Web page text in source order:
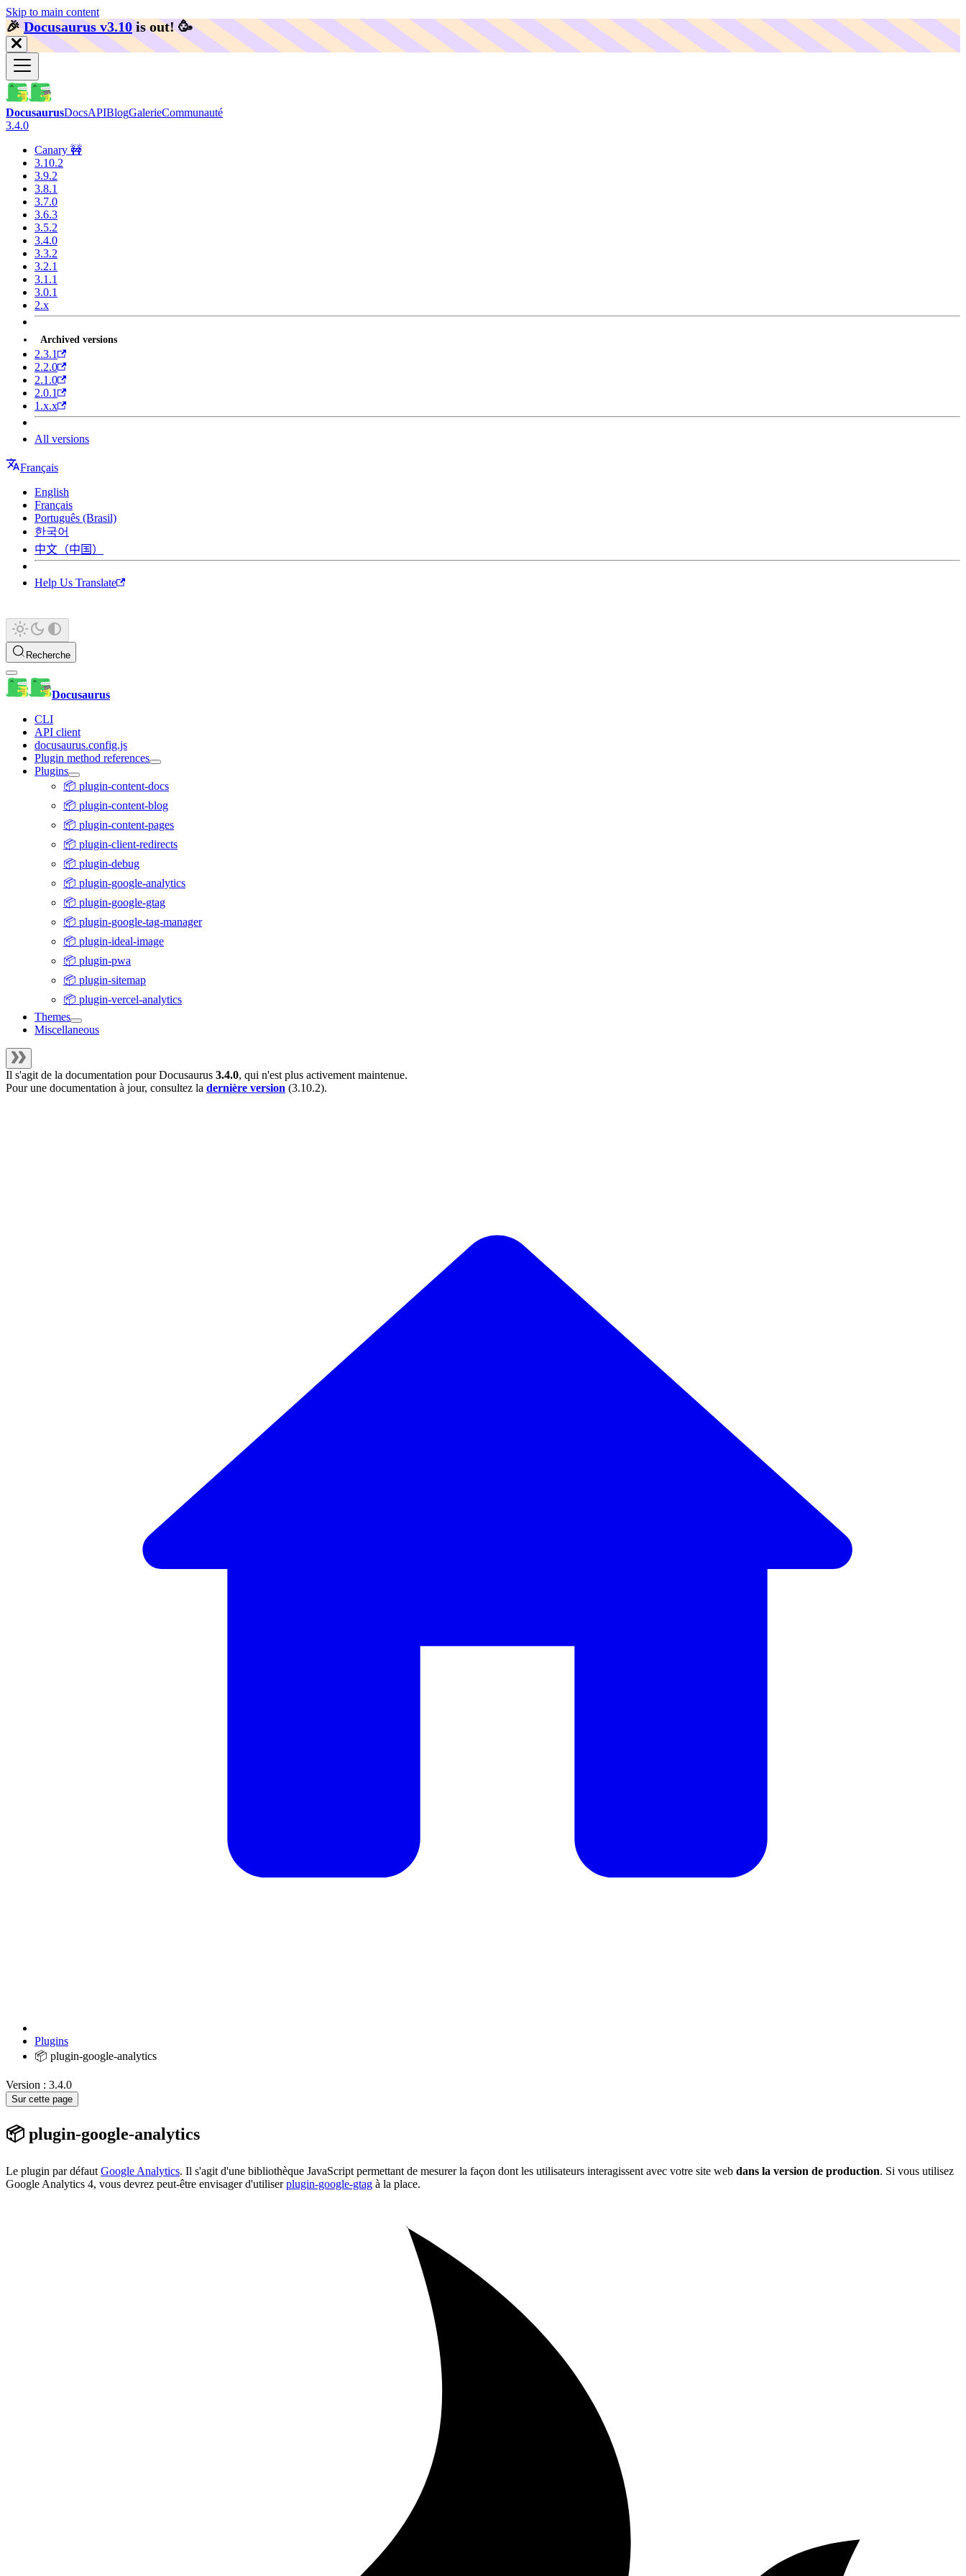
Skip to main content
🎉️Docusaurus v3.10 is out! 🥳️
DocusaurusDocsAPIBlogGalerieCommunauté
3.4.0
Canary 🚧
3.10.2
3.9.2
3.8.1
3.7.0
3.6.3
3.5.2
3.4.0
3.3.2
3.2.1
3.1.1
3.0.1
2.x
Archived versions
2.3.1
2.2.0
2.1.0
2.0.1
1.x.x
All versions
Français
English
Français
Português (Brasil)
한국어
中文（中国）
Help Us Translate
Recherche
Docusaurus
CLI
API client
docusaurus.config.js
Plugin method references
Plugins
📦 plugin-content-docs
📦 plugin-content-blog
📦 plugin-content-pages
📦 plugin-client-redirects
📦 plugin-debug
📦 plugin-google-analytics
📦 plugin-google-gtag
📦 plugin-google-tag-manager
📦 plugin-ideal-image
📦 plugin-pwa
📦 plugin-sitemap
📦 plugin-vercel-analytics
Themes
Miscellaneous
Il s'agit de la documentation pourDocusaurus 3.4.0, qui n'est plus activement maintenue.
Pour une documentation à jour, consultez la dernière version (3.10.2).
Plugins
📦 plugin-google-analytics
Version : 3.4.0
Sur cette page
📦 plugin-google-analytics
Le plugin par défaut Google Analytics. Il s'agit d'une bibliothèque JavaScript permettant de mesurer la façon dont les utilisateurs interagissent avec votre site web dans la version de production. Si vous utilisez
Google Analytics 4, vous devrez peut-être envisager d'utiliserplugin-google-gtag à la place.